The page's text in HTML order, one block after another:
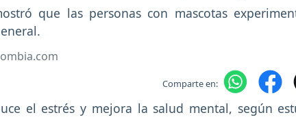
que las personas con mascotas
Comparte en: